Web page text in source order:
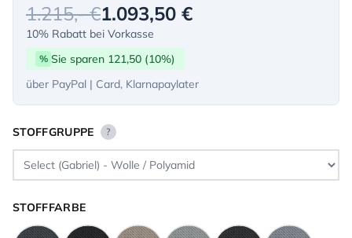
1.215,- €1.093,50 €
10% Rabatt bei Vorkasse
% Sie sparen 121,50 (10%)
über PayPal | Card, Klarnapaylater
STOFFGRUPPE ?
STOFFFARBE